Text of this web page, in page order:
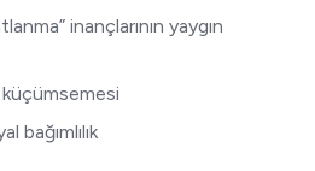
inançlarının yaygın
bağımlılık